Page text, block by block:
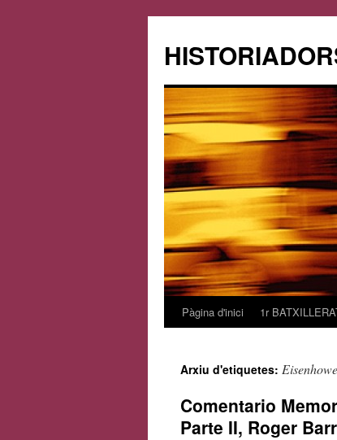
Vés
contingut
Pàgina d'inici 1r
Arxiu d'etiquetes:
Comentario
Parte II, Roger